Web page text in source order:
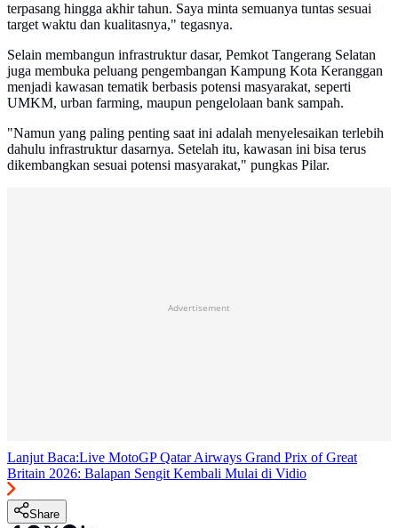
terpasang hingga akhir tahun. Saya minta semuanya tuntas sesuai
target waktu dan kualitasnya," tegasnya.
Selain membangun infrastruktur dasar, Pemkot Tangerang Selatan
juga membuka peluang pengembangan Kampung Kota Keranggan
menjadi kawasan tematik berbasis potensi masyarakat, seperti
UMKM, urban farming, maupun pengelolaan bank sampah.
"Namun yang paling penting saat ini adalah menyelesaikan terlebih
dahulu infrastruktur dasarnya. Setelah itu, kawasan ini bisa terus
dikembangkan sesuai potensi masyarakat," pungkas Pilar.
Advertisement
Lanjut Baca:Live MotoGP Qatar Airways Grand Prix of Great
Britain 2026: Balapan Sengit Kembali Mulai di Vidio
Share